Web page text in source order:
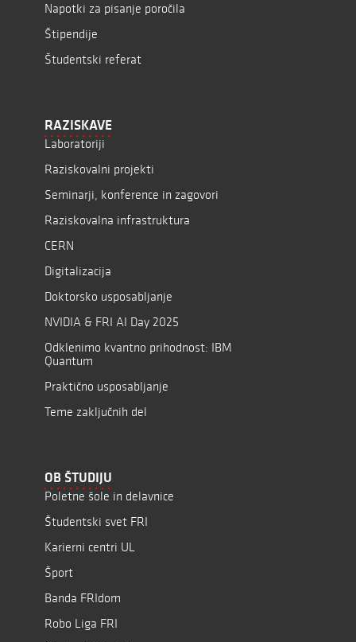
Napotki za pisanje poročila
Štipendije
Študentski referat
RAZISKAVE
Laboratoriji
Raziskovalni projekti
Seminarji, konference in zagovori
Raziskovalna infrastruktura
CERN
Digitalizacija
Doktorsko usposabljanje
NVIDIA & FRI AI Day 2025
Odklenimo kvantno prihodnost: IBM
Quantum
Praktično usposabljanje
Teme zaključnih del
OB ŠTUDIJU
Poletne šole in delavnice
Študentski svet FRI
Karierni centri UL
Šport
Banda FRIdom
Robo Liga FRI